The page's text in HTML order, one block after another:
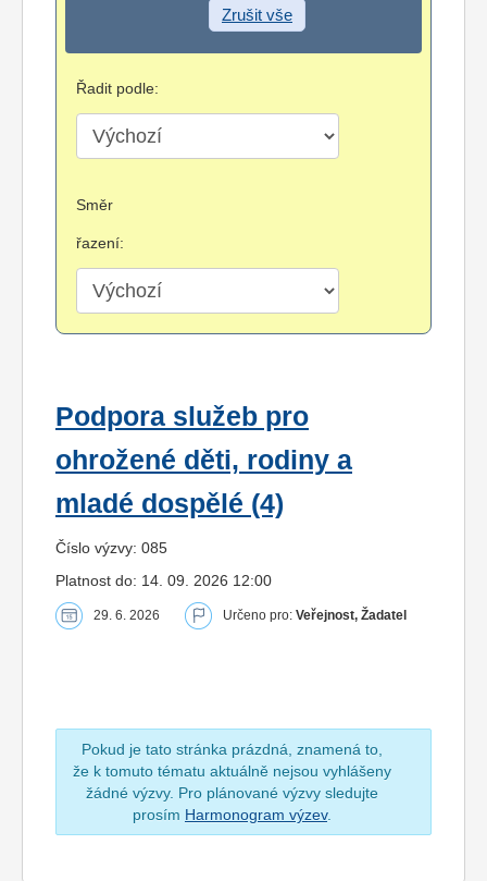
Zrušit vše
Řadit podle:
Směr
řazení:
Podpora služeb pro
ohrožené děti, rodiny a
mladé dospělé (4)
Číslo výzvy: 085
Platnost do: 14. 09. 2026 12:00
29. 6. 2026 Určeno pro: Veřejnost, Žadatel
Pokud je tato stránka prázdná, znamená to,
že k tomuto tématu aktuálně nejsou vyhlášeny
žádné výzvy. Pro plánované výzvy sledujte
prosím Harmonogram výzev.